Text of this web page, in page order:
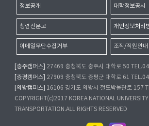
정보공개 대학정보공시
청렴신문고 개인정보처리
이메일무단수집거부 조직/직원안내
[충주캠퍼스]
27469 충청북도 충주시 대학로 50
[증평캠퍼스]
27909 충청북도 증평군 대학로 61
[의왕캠퍼스]
16106 경기도 의왕시 철도박물관로 157
COPYRIGHT(c)2017 KOREA NATIONAL
TRANSPORTATION.ALL RIGHTS RESERVED